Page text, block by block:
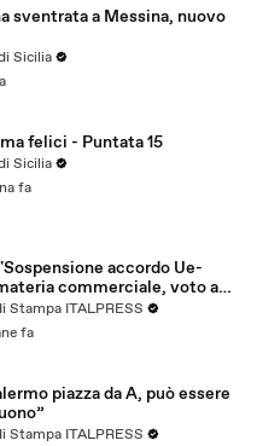
sventrata a Messina, nuovo
Sicilia
felici - Puntata 15
Sicilia
fa
accordo Ue-
commerciale, voto a
Stampa ITALPRESS
fa
piazza da A, può essere
Stampa ITALPRESS